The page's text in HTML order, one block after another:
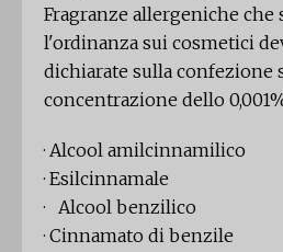
Fragranze allergeniche che
l'ordinanza sui cosmetici
dichiarate sulla confezione
concentrazione dello
· Alcool amilcinnamilico
· Esilcinnamale
· Alcool benzilico
· Cinnamato di benzile